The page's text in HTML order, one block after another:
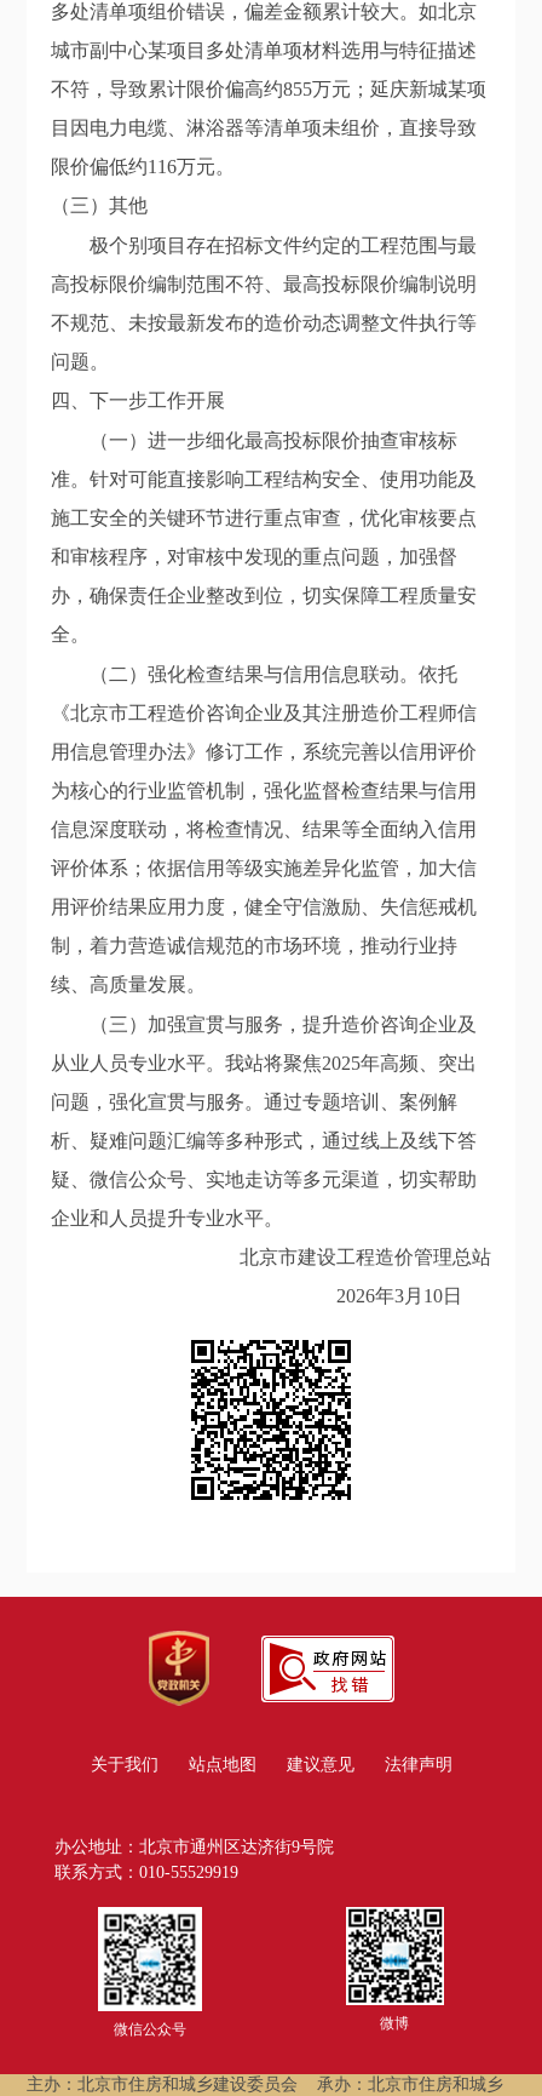
多处清单项组价错误，偏差金额累计较大。如北京
城市副中心某项目多处清单项材料选用与特征描述
不符，导致累计限价偏高约855万元；延庆新城某项
目因电力电缆、淋浴器等清单项未组价， 直接导致
限价偏低约116万元。
（三）其他
极个别项目存在招标文件约定的工程范围与最
高投标限价编制范围不符、最高投标限价编制说明
不规范、未按最新发布的造价动态调整文件执行等
问题。
四、下一步工作开展
（一）进一步细化最高投标限价抽查审核标
准。针对可能直接影响工程结构安全、使用功能及
施工安全的关键环节进行重点审查，优化审核要点
和审核程序，对审核中发现的重点问题，加强督
办，确保责任企业整改到位，切实保障工程质量安
全。
（ 二 ）强化检查结果与信用信息联动。依托
《北京市工程造价咨询企业及其注册造价工程师信
用信息管理办法》修订工作， 系统完善以信用评价
为核心的行业监管机制，强化监督检查结果与信用
信息深度联动 ，将检查情况、结果等全面纳入信用
评价体系；依据信用等级实施差异化监管 ，加大信
用评价结果应用力度，健全守信激励、失信惩戒机
制，着力营造诚信规范的市场环境，推动行业持
续、高质量发展。
（三） 加强宣贯与服务 ，提升造价咨询企业及
从业人员专业水平。我站将聚焦2025年高频、突出
问题，强化宣贯与服务。通过专题培训、案例解
析、 疑难问题汇编等多种形式，通过线上及线下答
疑、微信公众号、实地走访等多元渠道，切实帮助
企业和人员提升专业水平。
北京市建设工程造价管理总站
2026年3月 10日
关于我们 站点地图 建议意见 法律声明
办公地址：北京市通州区达济街9号院
联系方式：010-55529919
微信公众号 微博
主办：北京市住房和城乡建设委员会 承办：北京市住房和城乡